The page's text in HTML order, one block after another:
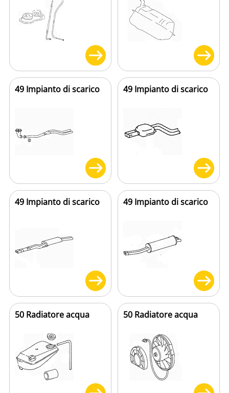
49 Impianto di scarico 49 Impianto di scarico
49 Impianto di scarico 49 Impianto di scarico
50 Radiatore acqua 50 Radiatore acqua